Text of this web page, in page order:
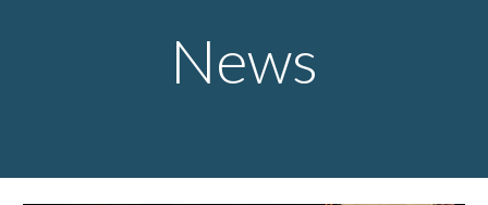
News